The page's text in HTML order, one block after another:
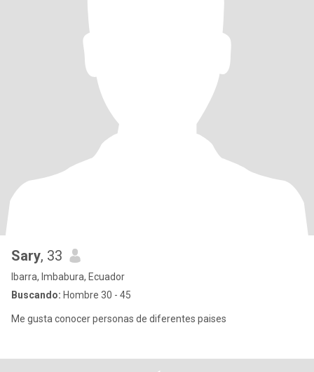
Sary, 33
Ibarra, Imbabura, Ecuador
Buscando: Hombre 30 - 45
Me gusta conocer personas de diferentes paises